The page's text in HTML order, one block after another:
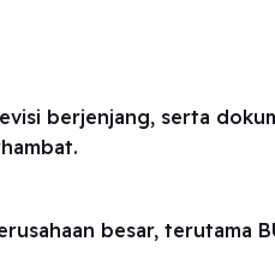
berjenjang, serta
besar, terutama